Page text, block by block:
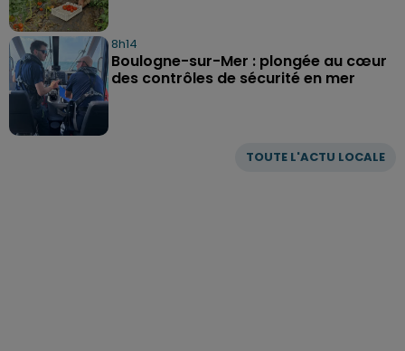
TOUTE L'ACTU LOCALE
8h14
Boulogne-sur-Mer : plongée au cœur
des contrôles de sécurité en mer